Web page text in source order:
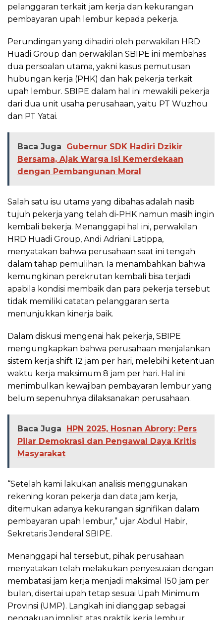
pelanggaran terkait jam kerja dan kekurangan
pembayaran upah lembur kepada pekerja.
Perundingan yang dihadiri oleh perwakilan HRD
Huadi Group dan perwakilan SBIPE ini membahas
dua persoalan utama, yakni kasus pemutusan
hubungan kerja (PHK) dan hak pekerja terkait
upah lembur. SBIPE dalam hal ini mewakili pekerja
dari dua unit usaha perusahaan, yaitu PT Wuzhou
dan PT Yatai.
Baca Juga
Gubernur SDK Hadiri Dzikir
Bersama, Ajak Warga Isi Kemerdekaan
dengan Pembangunan Moral
Salah satu isu utama yang dibahas adalah nasib
tujuh pekerja yang telah di-PHK namun masih ingin
kembali bekerja. Menanggapi hal ini, perwakilan
HRD Huadi Group, Andi Adriani Latippa,
menyatakan bahwa perusahaan saat ini tengah
dalam tahap pemulihan. Ia menambahkan bahwa
kemungkinan perekrutan kembali bisa terjadi
apabila kondisi membaik dan para pekerja tersebut
tidak memiliki catatan pelanggaran serta
menunjukkan kinerja baik.
Dalam diskusi mengenai hak pekerja, SBIPE
mengungkapkan bahwa perusahaan menjalankan
sistem kerja shift 12 jam per hari, melebihi ketentuan
waktu kerja maksimum 8 jam per hari. Hal ini
menimbulkan kewajiban pembayaran lembur yang
belum sepenuhnya dilaksanakan perusahaan.
Baca Juga
HPN 2025, Hosnan Abrory: Pers
Pilar Demokrasi dan Pengawal Daya Kritis
Masyarakat
“Setelah kami lakukan analisis menggunakan
rekening koran pekerja dan data jam kerja,
ditemukan adanya kekurangan signifikan dalam
pembayaran upah lembur,” ujar Abdul Habir,
Sekretaris Jenderal SBIPE.
Menanggapi hal tersebut, pihak perusahaan
menyatakan telah melakukan penyesuaian dengan
membatasi jam kerja menjadi maksimal 150 jam per
bulan, disertai upah tetap sesuai Upah Minimum
Provinsi (UMP). Langkah ini dianggap sebagai